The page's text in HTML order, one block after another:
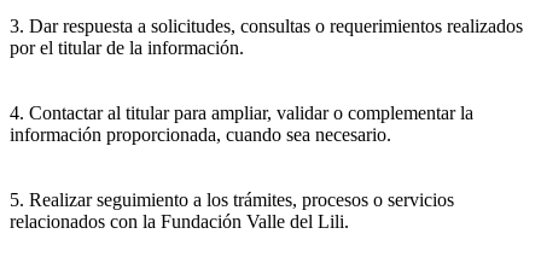
3. Dar respuesta a solicitudes, consultas o requerimientos realizados
por el titular de la información.
4. Contactar al titular para ampliar, validar o complementar la
información proporcionada, cuando sea necesario.
5. Realizar seguimiento a los trámites, procesos o servicios
relacionados con la Fundación Valle del Lili.